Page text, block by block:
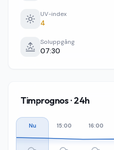
UV-index
4
Soluppgång
07:30
Timprognos · 24h
Nu 15:00 16:00